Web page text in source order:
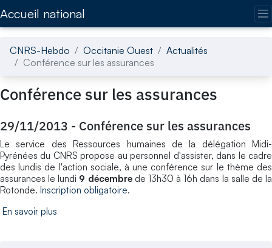
Accueil national
CNRS-Hebdo Occitanie Ouest
Actualités
Conférence sur les assurances
Conférence sur les assurances
29/11/2013 - Conférence sur les assurances
Le service des Ressources humaines de la délégation Midi-
Pyrénées du CNRS propose au personnel d'assister, dans le cadre
des lundis de l'action sociale, à une conférence sur le thème des
assurances le lundi 9 décembrede 13h30 à 16h dans la salle de la
Rotonde. Inscription obligatoire.
En savoir plus